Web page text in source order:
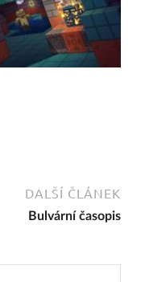
DALŠÍ ČLÁNEK
Bulvární časopis